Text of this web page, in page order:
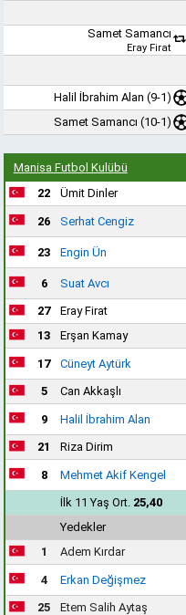
Samet Samancı
Eray Firat
Halil İbrahim Alan (9-1)
Samet Samancı (10-1)
Manisa Futbol Kulübü
22
Ümit Dinler
26 Serhat Cengiz
23 Engin Ün
6
Suat Avcı
27
Eray Firat
13 Erşan Kamay
17
Cüneyt Aytürk
5
Can Akkaşlı
9 Halil İbrahim Alan
21 Riza Dirim
8
Mehmet Akif Kengel
İlk 11 Yaş Ort. 25,40
Yedekler
1
Adem Kırdar
4
Erkan Değişmez
25
Etem Salih Aytaş